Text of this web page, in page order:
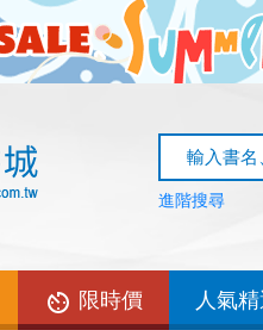
進階搜尋
限時價 人氣精